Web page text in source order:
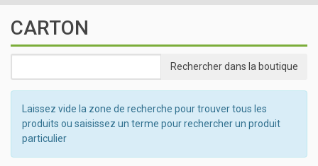
CARTON
Laissez vide la zone de recherche pour trouver tous les
produits ou saisissez un terme pour rechercher un produit
particulier